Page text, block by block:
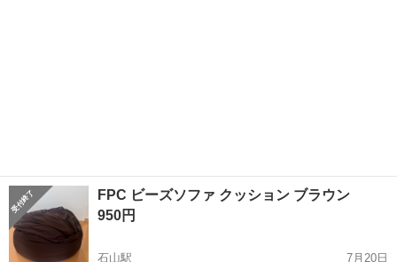
FPC ビーズソファ クッション ブラウン
950円
石山駅
7月20日